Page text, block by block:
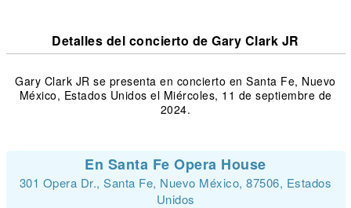
Detalles del concierto de Gary Clark JR
Gary Clark JR se presenta en concierto en Santa Fe, Nuevo
México, Estados Unidos el Miércoles, 11 de septiembre de
2024.
En Santa Fe Opera House
301 Opera Dr., Santa Fe, Nuevo México, 87506, Estados
Unidos